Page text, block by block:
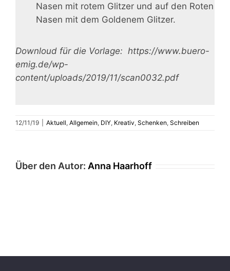
Nasen mit rotem Glitzer und auf den Roten
Nasen mit dem Goldenem Glitzer.
Downloud für die Vorlage: https://www.buero-
emig.de/wp-
content/uploads/2019/11/scan0032.pdf
12/11/19 Aktuell, Allgemein, DIY, Kreativ, Schenken, Schreiben
Über den Autor: Anna Haarhoff